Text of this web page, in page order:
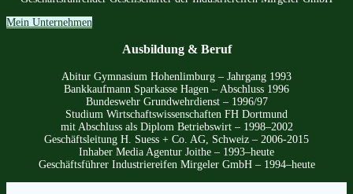
Mein Unternehmen
Ausbildung & Beruf
Abitur Gymnasium Hohenlimburg – Jahrgang 1993
Bankkaufmann Sparkasse Hagen – Abschluss 1996
Bundeswehr Grundwehrdienst – 1996/97
Studium Wirtschaftswissenschaften FH Dortmund
mit Abschluss als Diplom Betriebswirt – 1998–2002
Geschäftsleitung H. Suess + Co. AG, Schweiz – 2006-2015
Inhaber Media Agentur Joithe – 1993–heute
Geschäftsführer Industriereifen Mirgeler GmbH – 1994–heute